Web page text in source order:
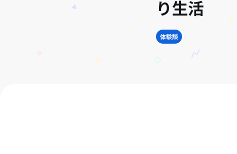
り生活
体験談